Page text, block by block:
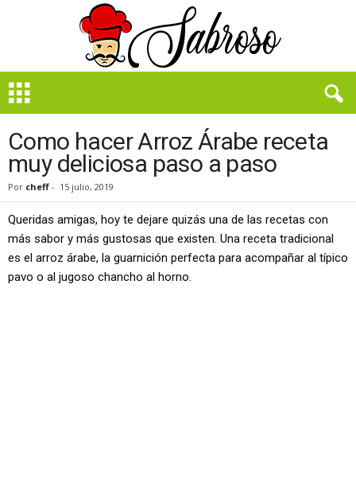
e
Como hacer Arroz Árabe receta
muy deliciosa paso a paso
Por cheff - 15 julio, 2019
Queridas amigas, hoy te dejare quizás una de las recetas con
más sabor y más gustosas que existen. Una receta tradicional
es el arroz árabe, la guarnición perfecta para acompañar al típico
pavo o al jugoso chancho al horno.